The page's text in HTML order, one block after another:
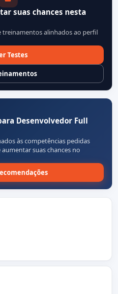
suas chances nesta
treinamentos alinhados ao perfil
Testes
Desenvolvedor Full
às competências pedidas
suas chances no